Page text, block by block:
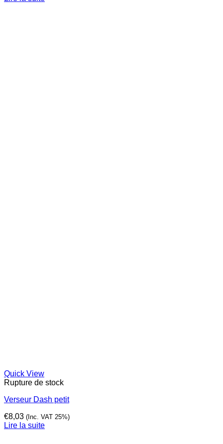
Quick View
Rupture de stock
Verseur Dash petit
€8,03 (Inc. VAT 25%)
Lire la suite